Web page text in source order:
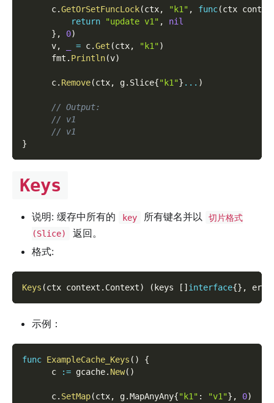
      c
.GetOrSetFuncLock(ctx, "k1" , func(ctx
return
"update v1" ,
nil
} , 0)
      v
, = c.Get (ctx, "k1")
      fmt
. Println(v)
      c
. Remove(ctx, g. Slice{"k1"} ... )
// Output:
// v1
// v1
}
Keys
说明: 缓存中所有的 key 所有键名并以
切片格式
(Slice)
返回。
格式:
Keys (ctx context . Context) ( keys [ ] interface{} , err
示例：
func ExampleCache_Keys ( )
{
      c
:= gcache. New( )
      c
. SetMap(ctx, g.MapAnyAny{"k1" : "v1"} , 0)